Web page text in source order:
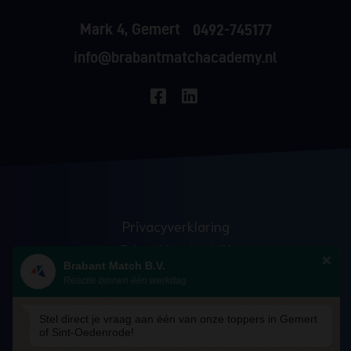
Mark 4, Gemert
0492-745177
info@brabantmatchacademy.nl
Privacyverklaring
Erkend leerbedrijf
Anti discriminatie
Veelgestelde vragen
Blog
Brabant Match B.V.
Stel direct je vraag aan één van onze toppers in Gemert
of Sint-Oedenrode!